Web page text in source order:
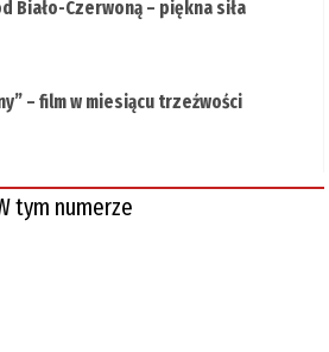
Biało-Czerwoną – piękna siła
– film w miesiącu trzeźwości
tym numerze